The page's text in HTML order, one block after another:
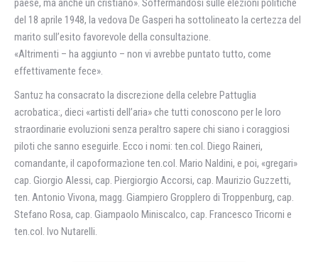
paese, ma anche un cristiano». Soffermandosi sulle elezioni politiche
del 18 aprile 1948, la vedova De Gasperi ha sottolineato la certezza del
marito sull’esito favorevole della consultazione.
«Altrimenti – ha aggiunto – non vi avrebbe puntato tutto, come
effettivamente fece».
Santuz ha consacrato la discrezione della celebre Pattuglia
acrobatica:, dieci «artisti dell’aria» che tutti conoscono per le loro
straordinarie evoluzioni senza peraltro sapere chi siano i coraggiosi
piloti che sanno eseguirle. Ecco i nomi: ten.col. Diego Raineri,
comandante, il capoformazìone ten.col. Mario Naldini, e poi, «gregari»
cap. Giorgio Alessi, cap. Piergiorgio Accorsi, cap. Maurizio Guzzetti,
ten. Antonio Vivona, magg. Giampiero Gropplero di Troppenburg, cap.
Stefano Rosa, cap. Giampaolo Miniscalco, cap. Francesco Tricorni e
ten.col. Ivo Nutarelli.